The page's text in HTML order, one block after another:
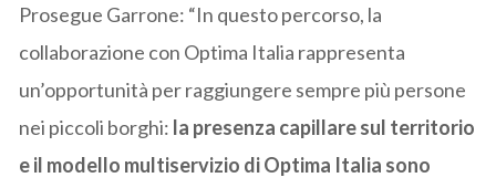
Prosegue Garrone: “In questo percorso, la
collaborazione con Optima Italia rappresenta
un’opportunità per raggiungere sempre più persone
nei piccoli borghi: la presenza capillare sul territorio
e il modello multiservizio di Optima Italia sono